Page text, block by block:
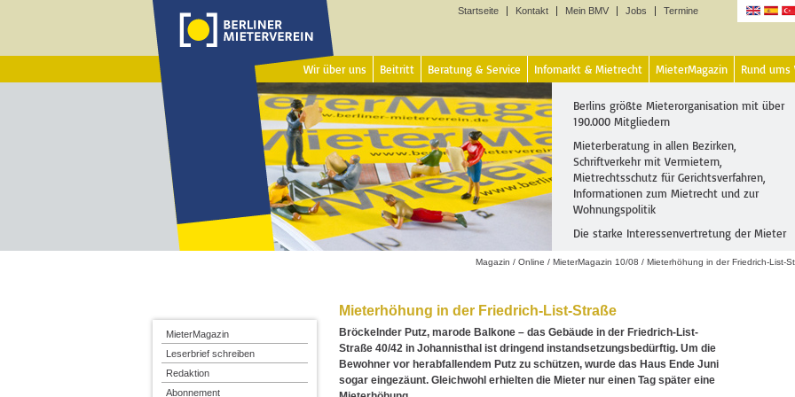
Startseite Kontakt Mein BMV Jobs Termine
Wir über uns Beitritt Beratung & Service Infomarkt & Mietrecht MieterMagazin Rund ums
Berlins größte Mieterorganisation mit über
190.000 Mitgliedern
Mieterberatung in allen Bezirken,
Schriftverkehr mit Vermietern,
Mietrechtsschutz für Gerichtsverfahren,
Informationen zum Mietrecht und zur
Wohnungspolitik
Die starke Interessenvertretung der Mieter
Magazin / Online / MieterMagazin 10/08 / Mieterhöhung in der Friedrich-List-
Mieterhöhung in der Friedrich-List-Straße
Bröckelnder Putz, marode Balkone – das Gebäude in der Friedrich-List-
Straße 40/42 in Johannisthal ist dringend instandsetzungsbedürftig. Um die
Bewohner vor herabfallendem Putz zu schützen, wurde das Haus Ende Juni
sogar eingezäunt. Gleichwohl erhielten die Mieter nur einen Tag später eine
MieterMagazin
Leserbrief schreiben
Redaktion
Abonnement